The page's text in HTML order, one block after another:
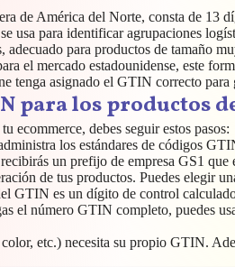
de América del Norte, consta de 13
usa para identificar agrupaciones
para productos de tamaño
el mercado estadounidense, este
tenga asignado el GTIN correcto
para los productos
ecommerce, debes seguir estos pasos:
los estándares de códigos
un prefijo de empresa GS1
de tus productos. Puedes elegir
GTIN es un dígito de control
el número GTIN completo, puedes
etc.) necesita su propio GTIN.